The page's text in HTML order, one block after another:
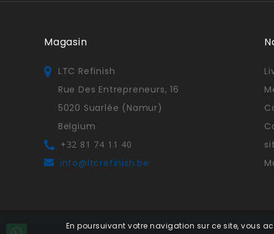
Magasin
LTC Refinish
Rue Des Entrepreneurs, 16
5020 Suarlée (Namur)
Belgium
+32 81 74 11 40
info@ltcrefinish.be
En poursuivant votre navigation sur ce site, vous